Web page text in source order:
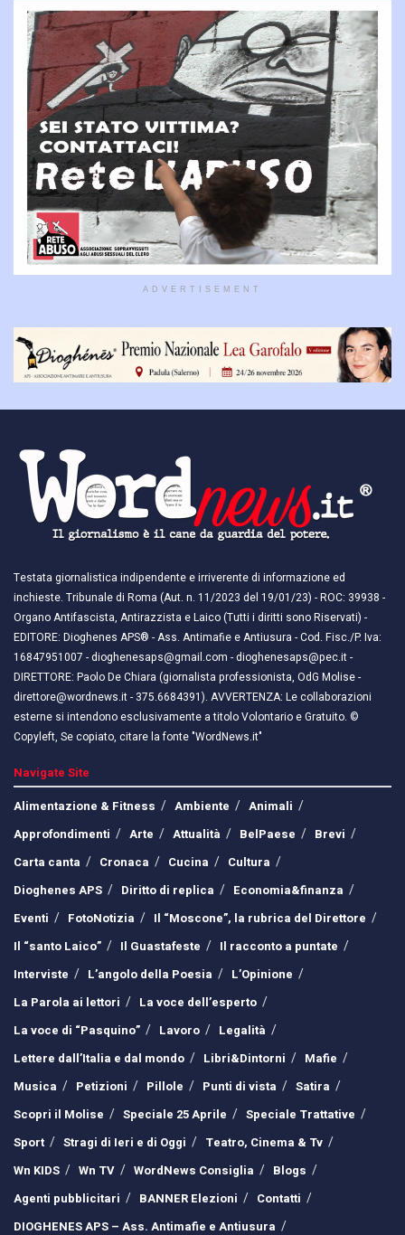
ADVERTISEMENT
Testata giornalistica indipendente e irriverente di informazione ed
inchieste. Tribunale di Roma (Aut. n. 11/2023 del 19/01/23) - ROC: 39938 -
Organo Antifascista, Antirazzista e Laico (Tutti i diritti sono Riservati) -
EDITORE: Dioghenes APS® - Ass. Antimafie e Antiusura - Cod. Fisc./P. Iva:
16847951007 - dioghenesaps@gmail.com - dioghenesaps@pec.it - ​​
DIRETTORE: Paolo De Chiara (giornalista professionista, OdG Molise -
direttore@wordnews.it - ​​375.6684391). AVVERTENZA: Le collaborazioni
esterne si intendono esclusivamente a titolo Volontario e Gratuito. ©
Copyleft, Se copiato, citare la fonte "WordNews.it"
Navigate Site
Alimentazione & Fitness
Ambiente
Animali
Approfondimenti
Arte Attualità BelPaese
Brevi
Carta canta
Cronaca Cucina
Cultura
Dioghenes APS
Diritto di replica
Economia&finanza
Eventi
FotoNotizia
Il “Moscone”, la rubrica del Direttore
Il “santo Laico”
Il Guastafeste
Il racconto a puntate
Interviste
L’angolo della Poesia
L’Opinione
La Parola ai lettori
La voce dell’esperto
La voce di “Pasquino”
Lavoro
Legalità
Lettere dall’Italia e dal mondo
Libri&Dintorni
Mafie
Musica
Petizioni Pillole Punti di vista
Satira
Scopri il Molise
Speciale 25 Aprile
Speciale Trattative
Sport
Stragi di Ieri e di Oggi
Teatro, Cinema & Tv
Wn KIDS
Wn TV WordNews Consiglia
Blogs
Agenti pubblicitari
BANNER Elezioni
Contatti
DIOGHENES APS – Ass. Antimafie e Antiusura